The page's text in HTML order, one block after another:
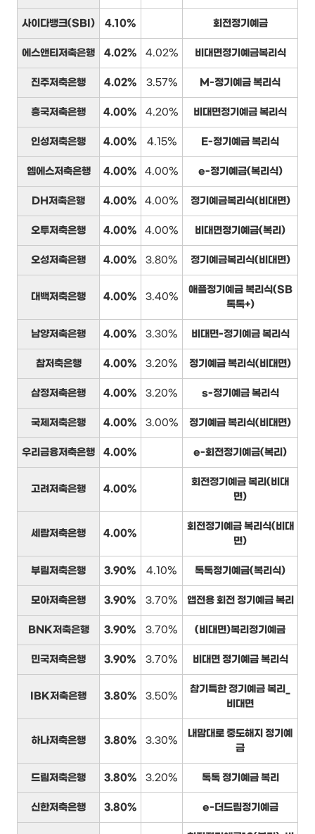
사이다뱅크(SBI) 4.10% 회전정기예금
에스앤티저축은행 4.02% 4.02% 비대면정기예금복리식
진주저축은행 4.02% 3.57% M-정기예금 복리식
흥국저축은행 4.00% 4.20% 비대면정기예금 복리식
인성저축은행 4.00% 4.15% E-정기예금 복리식
엠에스저축은행 4.00% 4.00% e-정기예금(복리식)
DH저축은행 4.00% 4.00% 정기예금복리식(비대면)
오투저축은행 4.00% 4.00% 비대면정기예금(복리)
오성저축은행 4.00% 3.80% 정기예금복리식(비대면)
대백저축은행 4.00% 3.40%
애플정기예금 복리식(SB
톡톡+)
남양저축은행 4.00% 3.30% 비대면-정기예금 복리식
참저축은행 4.00% 3.20% 정기예금 복리식(비대면)
삼정저축은행 4.00% 3.20% s-정기예금 복리식
국제저축은행 4.00% 3.00% 정기예금 복리식(비대면)
우리금융저축은행 4.00% e-회전정기예금(복리)
고려저축은행 4.00%
회전정기예금 복리(비대
면)
세람저축은행 4.00%
회전정기예금 복리식(비대
면)
부림저축은행 3.90% 4.10% 톡톡정기예금(복리식)
모아저축은행 3.90% 3.70% 앱전용 회전 정기예금 복리
BNK저축은행 3.90% 3.70% (비대면)복리정기예금
민국저축은행 3.90% 3.70% 비대면 정기예금 복리식
IBK저축은행 3.80% 3.50%
참기특한 정기예금 복리_
비대면
하나저축은행 3.80% 3.30%
내맘대로 중도해지 정기예
금
드림저축은행 3.80% 3.20% 톡톡 정기예금 복리
신한저축은행 3.80% e-더드림정기예금